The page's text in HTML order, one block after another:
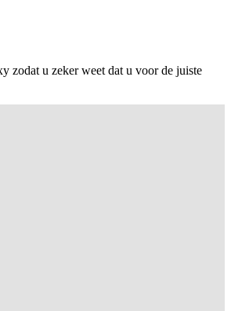
zodat u zeker weet dat u voor de juiste